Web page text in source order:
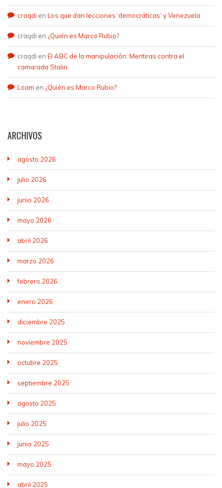
craqdi en Los que dan lecciones ‘democráticas’ y Venezuela
craqdi en ¿Quién es Marco Rubio?
craqdi en El ABC de la manipulación. Mentiras contra el
camarada Stalin
Loam en ¿Quién es Marco Rubio?
ARCHIVOS
agosto 2026
julio 2026
junio 2026
mayo 2026
abril 2026
marzo 2026
febrero 2026
enero 2026
diciembre 2025
noviembre 2025
octubre 2025
septiembre 2025
agosto 2025
julio 2025
junio 2025
mayo 2025
abril 2025